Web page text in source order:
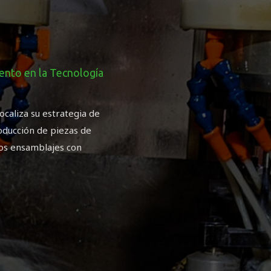
en la Tecnología
su estrategia de
de piezas de
ensamblajes con